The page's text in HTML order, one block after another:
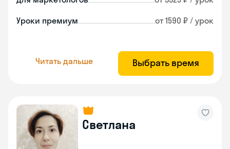
Уроки премиум от 1590 ₽ / урок
Читать дальше Выбрать время
Светлана